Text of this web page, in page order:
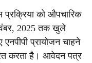
प्रक्रिया को औपचारिक
2025 तक खुले
प्रायोजन चाहने
करता है। आवेदन पत्र